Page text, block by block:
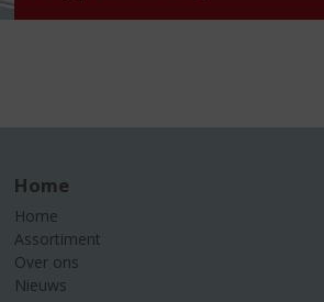
Home
Home
Assortiment
Over ons
Nieuws